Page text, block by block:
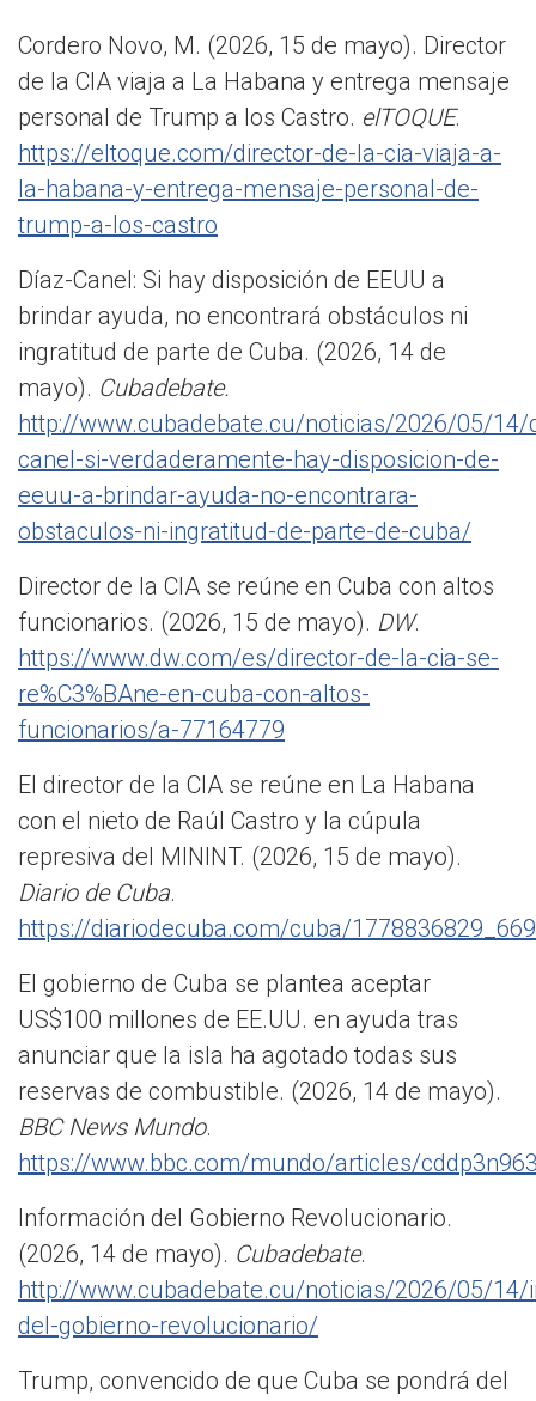
Cordero Novo, M. (2026, 15 de mayo). Director
de la CIA viaja a La Habana y entrega mensaje
personal de Trump a los Castro. elTOQUE.
https://eltoque.com/director-de-la-cia-viaja-a-
la-habana-y-entrega-mensaje-personal-de-
trump-a-los-castro
Díaz-Canel: Si hay disposición de EEUU a
brindar ayuda, no encontrará obstáculos ni
ingratitud de parte de Cuba. (2026, 14 de
mayo). Cubadebate.
http://www.cubadebate.cu/noticias/2026/05/14/
canel-si-verdaderamente-hay-disposicion-de-
eeuu-a-brindar-ayuda-no-encontrara-
obstaculos-ni-ingratitud-de-parte-de-cuba/
Director de la CIA se reúne en Cuba con altos
funcionarios. (2026, 15 de mayo). DW.
https://www.dw.com/es/director-de-la-cia-se-
re%C3%BAne-en-cuba-con-altos-
funcionarios/a-77164779
El director de la CIA se reúne en La Habana
con el nieto de Raúl Castro y la cúpula
represiva del MININT. (2026, 15 de mayo).
Diario de Cuba.
https://diariodecuba.com/cuba/
El gobierno de Cuba se plantea aceptar
US$100 millones de EE.UU. en ayuda tras
anunciar que la isla ha agotado todas sus
reservas de combustible. (2026, 14 de mayo).
BBC News Mundo.
https://www.bbc.com/mundo/articles/
Información del Gobierno Revolucionario.
(2026, 14 de mayo). Cubadebate.
http://www.cubadebate.cu/noticias/2026/05/14/
del-gobierno-revolucionario/
Trump, convencido de que Cuba se pondrá del